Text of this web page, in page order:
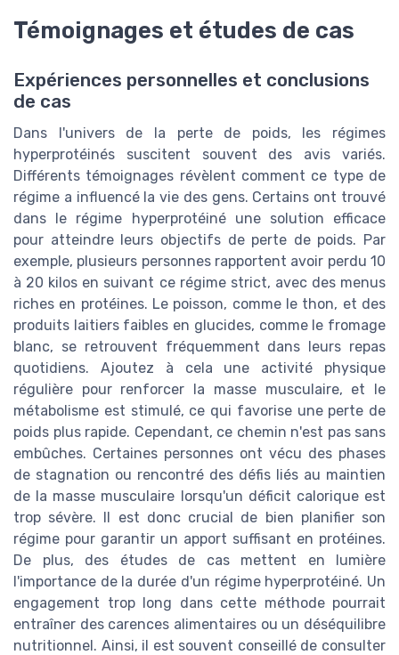
Témoignages et études de cas
Expériences personnelles et conclusions
de cas
Dans l'univers de la perte de poids, les régimes
hyperprotéinés suscitent souvent des avis variés.
Différents témoignages révèlent comment ce type de
régime a influencé la vie des gens. Certains ont trouvé
dans le régime hyperprotéiné une solution efficace
pour atteindre leurs objectifs de perte de poids. Par
exemple, plusieurs personnes rapportent avoir perdu 10
à 20 kilos en suivant ce régime strict, avec des menus
riches en protéines. Le poisson, comme le thon, et des
produits laitiers faibles en glucides, comme le fromage
blanc, se retrouvent fréquemment dans leurs repas
quotidiens. Ajoutez à cela une activité physique
régulière pour renforcer la masse musculaire, et le
métabolisme est stimulé, ce qui favorise une perte de
poids plus rapide. Cependant, ce chemin n'est pas sans
embûches. Certaines personnes ont vécu des phases
de stagnation ou rencontré des défis liés au maintien
de la masse musculaire lorsqu'un déficit calorique est
trop sévère. Il est donc crucial de bien planifier son
régime pour garantir un apport suffisant en protéines.
De plus, des études de cas mettent en lumière
l'importance de la durée d'un régime hyperprotéiné. Un
engagement trop long dans cette méthode pourrait
entraîner des carences alimentaires ou un déséquilibre
nutritionnel. Ainsi, il est souvent conseillé de consulter